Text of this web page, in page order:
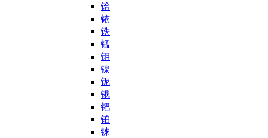
铪
铱
铁
锰
钼
镍
铌
锇
钯
铂
铼